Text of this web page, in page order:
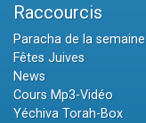
Raccourcis
Paracha de la semaine
Fêtes Juives
News
Cours Mp3-Vidéo
Yéchiva Torah-Box